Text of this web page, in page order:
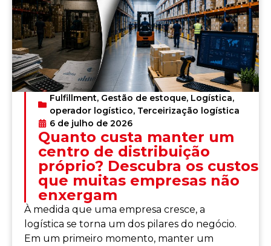
Fulfillment, Gestão de estoque, Logística,
operador logístico, Terceirização logística
6 de julho de 2026
Quanto custa manter um
centro de distribuição
próprio? Descubra os custos
que muitas empresas não
enxergam
À medida que uma empresa cresce, a
logística se torna um dos pilares do negócio.
Em um primeiro momento, manter um